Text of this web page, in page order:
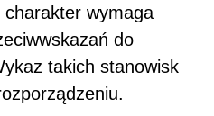
wymaga
do
takich stanowisk